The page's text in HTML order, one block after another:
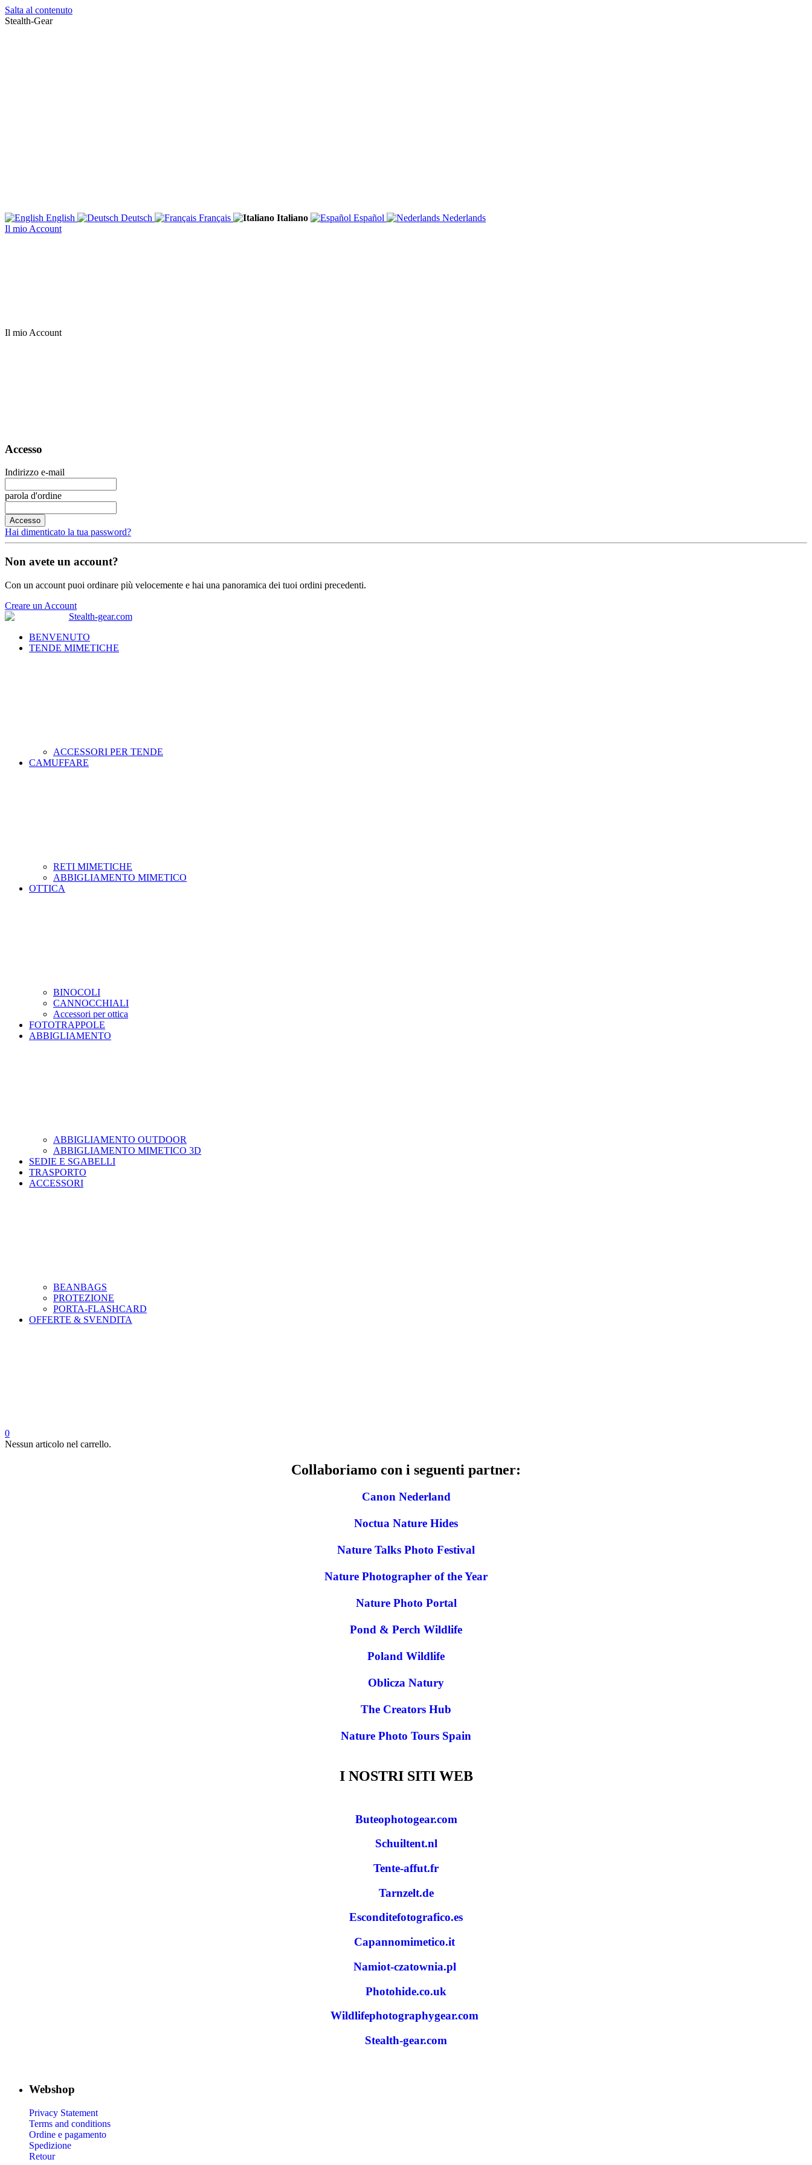
Salta al contenuto
Stealth-Gear
English Deutsch Français Italiano Español
Nederlands
Il mio Account
Il mio Account
Accesso
Indirizzo e-mail
parola d'ordine
Accesso
Hai dimenticato la tua password?
Non avete un account?
Con un account puoi ordinare più velocemente e hai una panoramica dei tuoi ordini precedenti.
Creare un Account
BENVENUTO
TENDE MIMETICHE
ACCESSORI PER TENDE
CAMUFFARE
RETI MIMETICHE
ABBIGLIAMENTO MIMETICO
OTTICA
BINOCOLI
CANNOCCHIALI
Accessori per ottica
FOTOTRAPPOLE
ABBIGLIAMENTO
ABBIGLIAMENTO OUTDOOR
ABBIGLIAMENTO MIMETICO 3D
SEDIE E SGABELLI
TRASPORTO
ACCESSORI
BEANBAGS
PROTEZIONE
PORTA-FLASHCARD
OFFERTE & SVENDITA
0
Nessun articolo nel carrello.
Collaboriamo con i seguenti partner:
Canon Nederland
Noctua Nature Hides
Nature Talks Photo Festival
Nature Photographer of the Year
Nature Photo Portal
Pond & Perch Wildlife
Poland Wildlife
Oblicza Natury
The Creators Hub
Nature Photo Tours Spain
I NOSTRI SITI WEB
Buteophotogear.com
Schuiltent.nl
Tente-affut.fr
Tarnzelt.de
Esconditefotografico.es
Capannomimetico.it
Namiot-czatownia.pl
Photohide.co.uk
Wildlifephotographygear.com
Stealth-gear.com
Webshop
Privacy Statement
Terms and conditions
Ordine e pagamento
Spedizione
Retour